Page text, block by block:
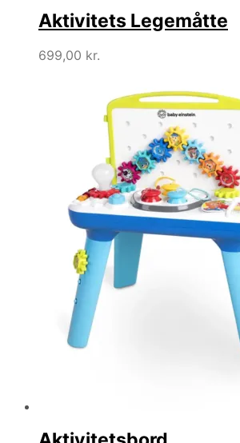
Aktivitets Legemåtte
699,00 kr.